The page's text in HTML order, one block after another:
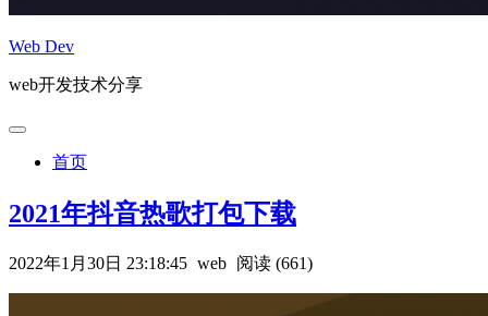
Web Dev
web开发技术分享
首页
2021年抖音热歌打包下载
2022年1月30日 23:18:45 web 阅读 (661)